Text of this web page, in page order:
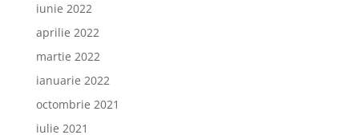
iunie 2022
aprilie 2022
martie 2022
ianuarie 2022
octombrie 2021
iulie 2021